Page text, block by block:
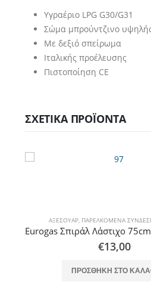
Υγραέριο LPG G30/G31
Σώμα μπρούντζινο
Με δεξιό σπείρωμα
Ιταλικής προέλευσης
Πιστοποίηση CE
ΣΧΕΤΙΚΆ ΠΡΟΪΌΝΤΑ
ΑΞΕΣΟΥΆΡ, ΠΑΡΕΛΚΌΜΕΝΑ
€13,00
ΠΡΟΣΘΉΚΗ ΣΤΟ